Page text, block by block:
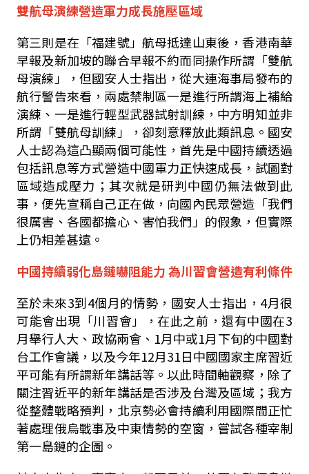
雙航母演練營造軍力成長施壓區域
第三則是在「福建號」航母抵達山東後，香港南華
早報及新加坡的聯合早報不約而同操作所謂「雙航
母演練」，但國安人士指出，從大連海事局發布的
航行警告來看，兩處禁制區一是進行所謂海上補給
演練、一是進行輕型武器試射訓練，中方明知並非
所謂「雙航母訓練」，卻刻意釋放此類訊息。國安
人士認為這凸顯兩個可能性，首先是中國持續透過
包括訊息等方式營造中國軍力正快速成長，試圖對
區域造成壓力；其次就是研判中國仍無法做到此
事，便先宣稱自己正在做，向國內民眾營造「我們
很厲害、各國都擔心、害怕我們」的假象，但實際
上仍相差甚遠。
中國持續弱化島鏈嚇阻能力 為川習會營造有利條件
至於未來3到4個月的情勢，國安人士指出， 4月很
可能會出現「川習會」，在此之前，還有中國在3
月舉行人大、政協兩會、 1月中或1月下旬的中國對
台工作會議，以及今年12月31日中國國家主席習近
平可能有所謂新年講話等。以此時間軸觀察，除了
關注習近平的新年講話是否涉及台灣及區域；我方
從整體戰略預判，北京勢必會持續利用國際間正忙
著處理俄烏戰事及中東情勢的空窗，嘗試各種宰制
第一島鏈的企圖。